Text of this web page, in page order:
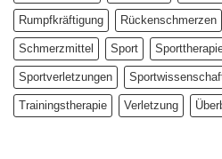
Rumpfkräftigung Rückenschmerzen
Schmerzmittel Sport
Sportverletzungen
Trainingstherapie Verletzung